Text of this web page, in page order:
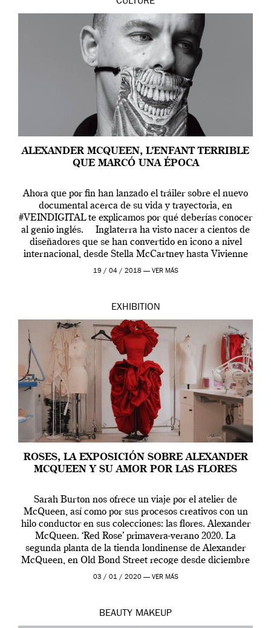
ALEXANDER MCQUEEN, L’ENFANT TERRIBLE
QUE MARCÓ UNA ÉPOCA
Ahora que por fin han lanzado el tráiler sobre el nuevo
documental acerca de su vida y trayectoria, en
#VEINDIGITAL te explicamos por qué deberías conocer
al genio inglés. Inglaterra ha visto nacer a cientos de
diseñadores que se han convertido en icono a nivel
internacional, desde Stella McCartney hasta Vivienne
Westwood pasando […]
19 / 04 / 2018 — VER MÁS
EXHIBITION
ROSES, LA EXPOSICIÓN SOBRE ALEXANDER
MCQUEEN Y SU AMOR POR LAS FLORES
Sarah Burton nos ofrece un viaje por el atelier de
McQueen, así como por sus procesos creativos con un
hilo conductor en sus colecciones: las flores. Alexander
McQueen. ‘Red Rose’ primavera-verano 2020. La
segunda planta de la tienda londinense de Alexander
McQueen, en Old Bond Street recoge desde diciembre
de 2019 hasta final de abril […]
03 / 01 / 2020 — VER MÁS
BEAUTY MAKEUP